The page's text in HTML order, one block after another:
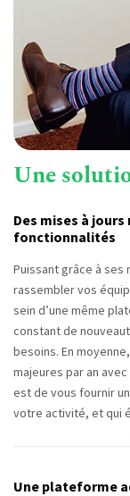
Une
Des mises à
fonctionnalités
Puissant grâce à
rassembler vos
sein d’une même
constant de
besoins. En
majeures par an
est de vous fournir
votre activité, et qui
Une plateforme